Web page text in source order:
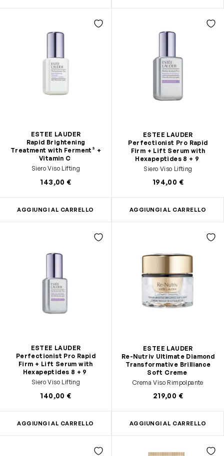
ESTEE LAUDER
Rapid Brightening
Treatment with Ferment³ +
Vitamin C
Siero Viso Lifting
143,00 €
AGGIUNGI AL CARRELLO
ESTEE LAUDER
Perfectionist Pro Rapid
Firm + Lift Serum with
Hexapeptides 8 + 9
Siero Viso Lifting
194,00 €
AGGIUNGI AL CARRELLO
ESTEE LAUDER
Perfectionist Pro Rapid
Firm + Lift Serum with
Hexapeptides 8 + 9
Siero Viso Lifting
140,00 €
AGGIUNGI AL CARRELLO
ESTEE LAUDER
Re-Nutriv Ultimate Diamond
Transformative Brilliance
Soft Creme
Crema Viso Rimpolpante
219,00 €
AGGIUNGI AL CARRELLO